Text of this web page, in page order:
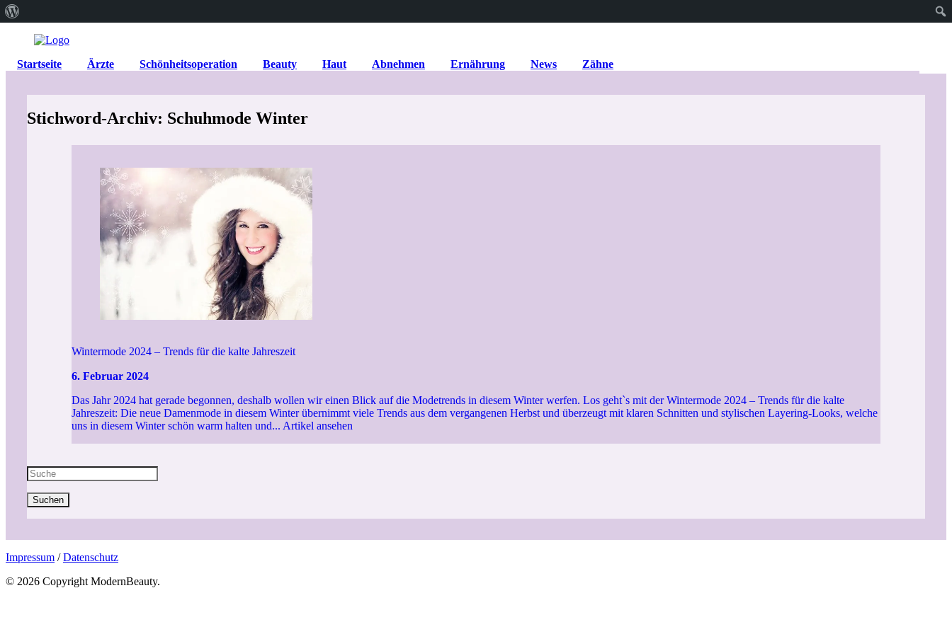
Startseite Ärzte Schönheitsoperation Beauty Haut Abnehmen Ernährung News Zähne
Stichword-Archiv: Schuhmode Winter
Wintermode 2024 – Trends für die kalte Jahreszeit
6. Februar 2024
Das Jahr 2024 hat gerade begonnen, deshalb wollen wir einen Blick auf die Modetrends in diesem Winter werfen. Los geht`s mit der Wintermode 2024 – Trends für die kalte
Jahreszeit: Die neue Damenmode in diesem Winter übernimmt viele Trends aus dem vergangenen Herbst und überzeugt mit klaren Schnitten und stylischen Layering-Looks, welche
uns in diesem Winter schön warm halten und... Artikel ansehen
Suchen
Impressum /Datenschutz
© 2026 Copyright ModernBeauty.
WordPress